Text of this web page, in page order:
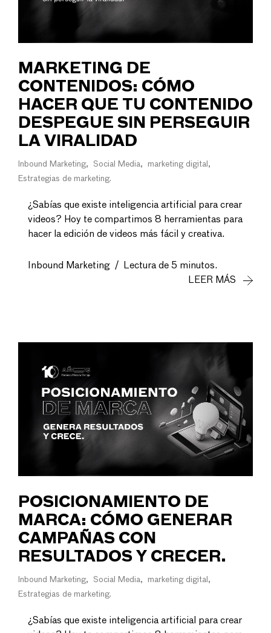
MARKETING DE
CONTENIDOS: CÓMO
HACER QUE TU CONTENIDO
DESPEGUE SIN PERSEGUIR
LA VIRALIDAD
Inbound Marketing Social Media
marketing digital
Estrategias de marketing
¿Sabías que existe inteligencia artificial para crear
videos? Hoy te compartimos 8 herramientas para
hacer la edición de videos más fácil y creativa.
Inbound Marketing /
Lectura de 5 minutos.
LEER MÁS
POSICIONAMIENTO DE
MARCA: CÓMO GENERAR
CAMPAÑAS CON
RESULTADOS Y CRECER.
Inbound Marketing Social Media
marketing digital
Estrategias de marketing
¿Sabías que existe inteligencia artificial para crear